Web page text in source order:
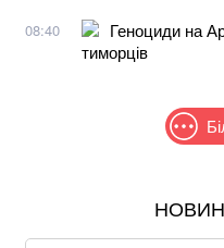
08:40
Геноциди на
тиморців
Понад 9,2 млрд грн: